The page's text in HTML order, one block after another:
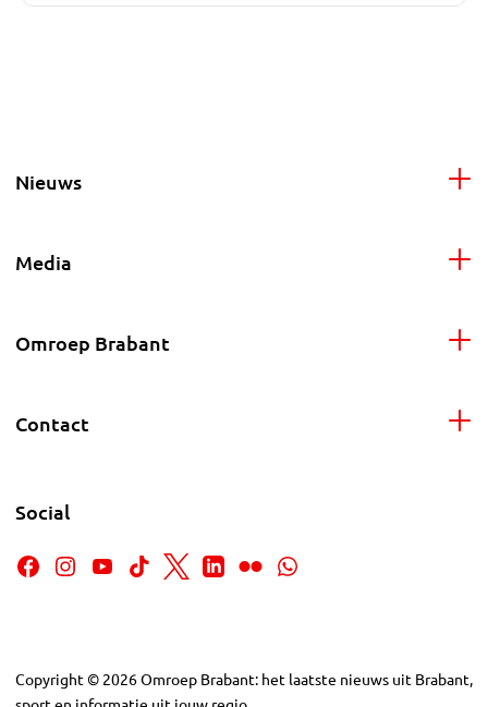
Nieuws
Media
Omroep Brabant
Contact
Social
Copyright © 2026Omroep Brabant: het laatste nieuws uit Brabant,